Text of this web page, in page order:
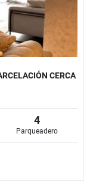
CERCA
4
Parqueadero